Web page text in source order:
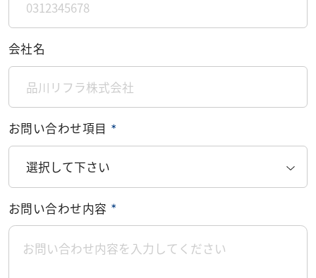
会社名
お問い合わせ項目 ＊
お問い合わせ内容 ＊